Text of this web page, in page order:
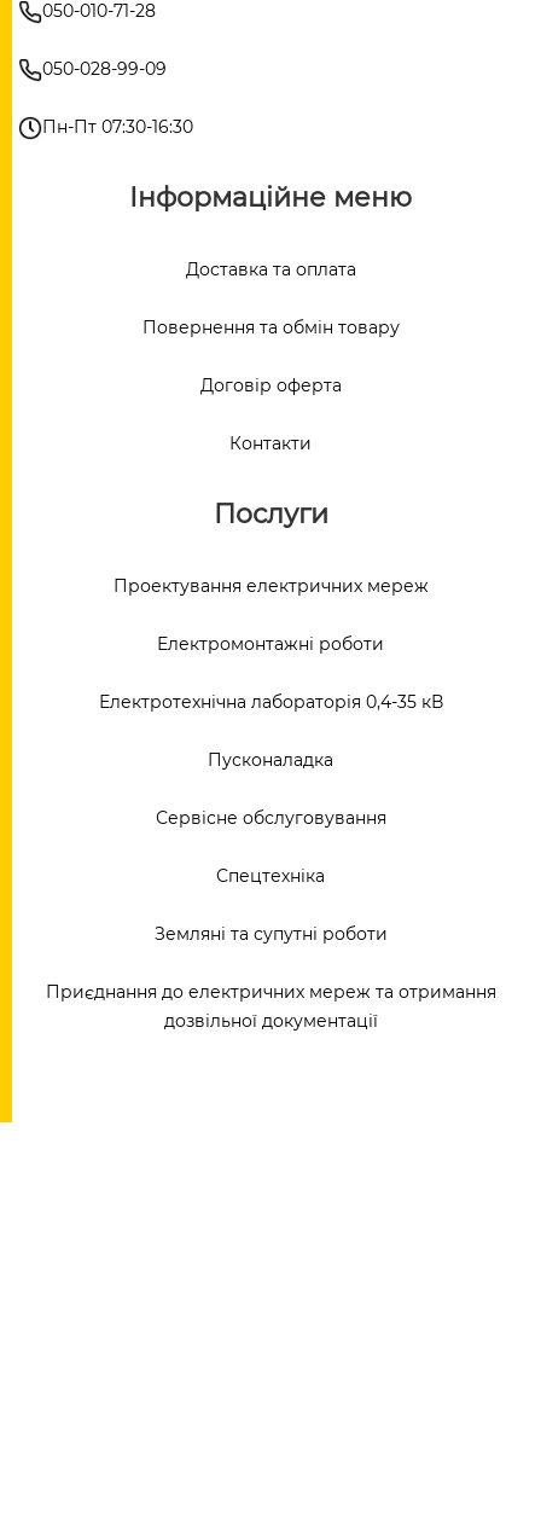
050-010-71-28
050-028-99-09
Пн-Пт 07:30-16:30
Інформаційне меню
Доставка та оплата
Повернення та обмін товару
Договір оферта
Контакти
Послуги
Проектування електричних мереж
Електромонтажні роботи
Електротехнічна лабораторія 0,4-35 кВ
Пусконаладка
Сервісне обслуговування
Спецтехніка
Земляні та супутні роботи
Приєднання до електричних мереж та отримання
дозвільної документації